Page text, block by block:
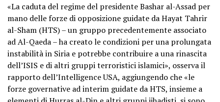
«La caduta del regime del presidente Bashar al-Assad per
mano delle forze di opposizione guidate da Hayat Tahrir
al-Sham (HTS) – un gruppo precedentemente associato
ad Al-Qaeda – ha creato le condizioni per una prolungata
instabilità in Siria e potrebbe contribuire a una rinascita
dell’ISIS e di altri gruppi terroristici islamici», osserva il
rapporto dell’Intelligence USA, aggiungendo che «le
forze governative ad interim guidate da HTS, insieme a